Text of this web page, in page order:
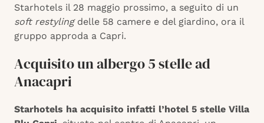
Starhotels il 28 maggio prossimo, a seguito di un
soft restyling delle 58 camere e del giardino, ora il
gruppo approda a Capri.
Acquisito un albergo 5 stelle ad
Anacapri
Starhotels ha acquisito infatti l’hotel 5 stelle Villa